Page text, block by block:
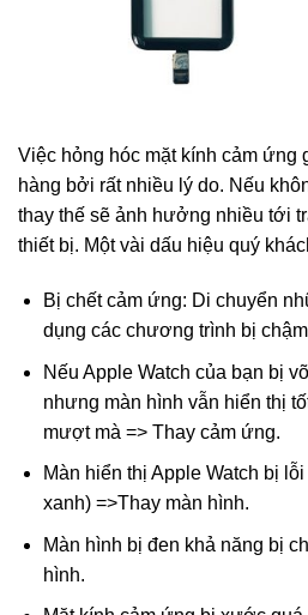
Việc hỏng hóc mặt kính cảm ứng
hàng bởi rất nhiều lý do. Nếu
thay thế sẽ ảnh hưởng nhiều tới
thiết bị. Một vài dấu hiệu quý
Bị chết cảm ứng: Di chuyển
dụng các chương trình bị
Nếu Apple Watch của bạn bị
nhưng màn hình vẫn hiển thị
mượt mà => Thay cảm ứng.
Màn hiển thị Apple Watch bị
xanh) =>Thay màn hình.
Màn hình bị đen khả năng bị
hình.